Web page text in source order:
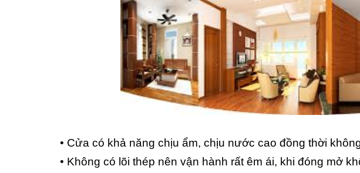
• Cửa có khả năng chịu ẩm, chịu nước cao đồng thời
• Không có lõi thép nên vận hành rất êm ái, khi đóng mở